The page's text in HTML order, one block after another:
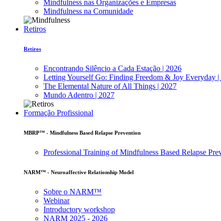
Mindfulness nas Organizações e Empresas
Mindfulness na Comunidade
Retiros
Retiros
Encontrando Silêncio a Cada Estação | 2026
Letting Yourself Go: Finding Freedom & Joy Everyday |
The Elemental Nature of All Things | 2027
Mundo Adentro | 2027
Formação Profissional
MBRP™ - Mindfulness Based Relapse Prevention
Professional Training of Mindfulness Based Relapse
NARM™ - Neuroaffective Relationship Model
Sobre o NARM™
Webinar
Introductory workshop
NARM 2025 - 2026